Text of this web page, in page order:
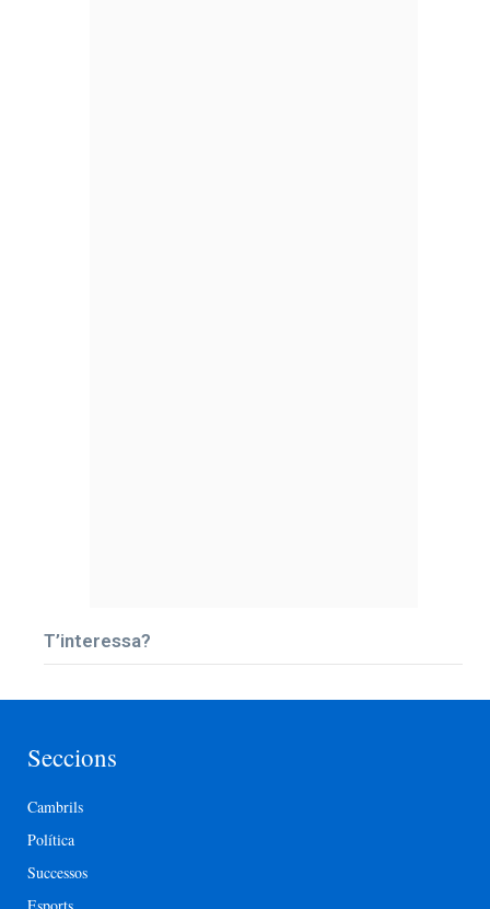
T’interessa?
Seccions
Cambrils
Política
Successos
Esports